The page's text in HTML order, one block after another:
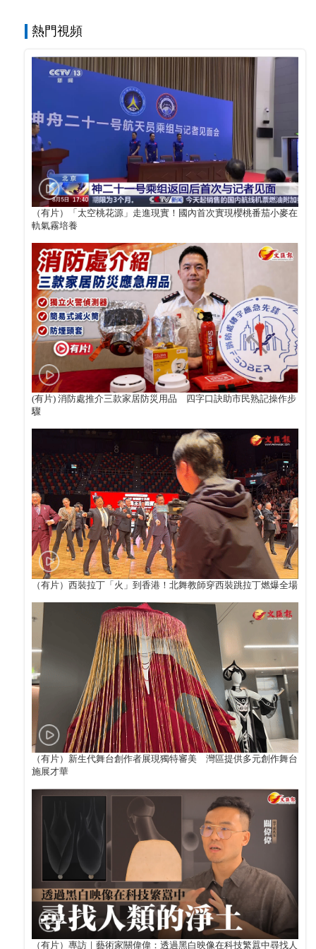
熱門視頻
（有片）「太空桃花源」走進現實！國內首次實現櫻桃番茄小麥在
軌氣霧培養
(有片) 消防處推介三款家居防災用品 四字口訣助市民熟記操作步
驟
（有片）西裝拉丁「火」到香港！北舞教師穿西裝跳拉丁燃爆全場
（有片）新生代舞台創作者展現獨特審美 灣區提供多元創作舞台
施展才華
（有片）專訪｜藝術家關偉偉：透過黑白映像在科技繁囂中尋找人